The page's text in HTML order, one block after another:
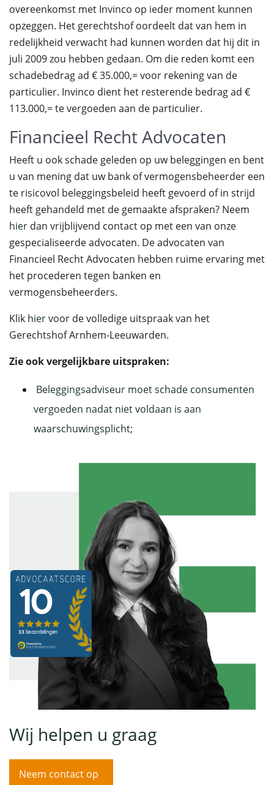
overeenkomst met Invinco op ieder moment kunnen
opzeggen. Het gerechtshof oordeelt dat van hem in
redelijkheid verwacht had kunnen worden dat hij dit in
juli 2009 zou hebben gedaan. Om die reden komt een
schadebedrag ad € 35.000,= voor rekening van de
particulier. Invinco dient het resterende bedrag ad €
113.000,= te vergoeden aan de particulier.
Financieel Recht Advocaten
Heeft u ook schade geleden op uw beleggingen en bent
u van mening dat uw bank of vermogensbeheerder een
te risicovol beleggingsbeleid heeft gevoerd of in strijd
heeft gehandeld met de gemaakte afspraken? Neem
hier dan vrijblijvend contact op met een van onze
gespecialiseerde advocaten. De advocaten van
Financieel Recht Advocaten hebben ruime ervaring met
het procederen tegen banken en
vermogensbeheerders.
Klik hiervoor de volledige uitspraak van het
Gerechtshof Arnhem-Leeuwarden.
Zie ook vergelijkbare uitspraken:
Beleggingsadviseur moet schade consumenten
vergoeden nadat niet voldaan is aan
waarschuwingsplicht;
Wij helpen u graag
Neem contact op